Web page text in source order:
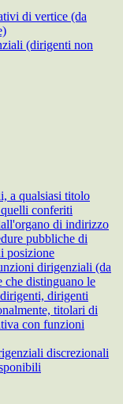
di vertice (da
(dirigenti non
a qualsiasi titolo
conferiti
di indirizzo
pubbliche di
posizione
dirigenziali (da
che distinguano le
dirigenti
titolari di
con funzioni
discrezionali